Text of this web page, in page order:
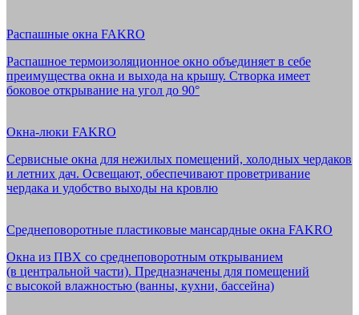
Распашные окна FAKRO
Распашное термоизоляционное окно объединяет в себе
преимущества окна и выхода на крышу. Створка имеет
боковое открывание на угол до 90°
Окна-люки FAKRO
Сервисные окна для нежилых помещений, холодных чердаков
и летних дач. Освещают, обеспечивают проветривание
чердака и удобство выходы на кровлю
Среднеповоротные пластиковые мансардные окна FAKRO
Окна из ПВХ со среднеповоротным открыванием
(в центральной части). Предназначены для помещений
с высокой влажностью (ванны, кухни, бассейна)